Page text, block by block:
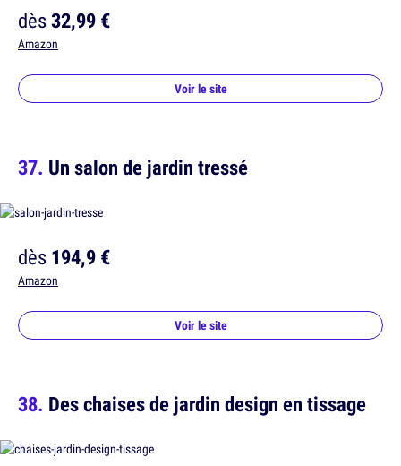
dès32,99 €
Amazon
Voir le site
Un salon de jardin tressé
dès194,9 €
Amazon
Voir le site
Des chaises de jardin design en tissage